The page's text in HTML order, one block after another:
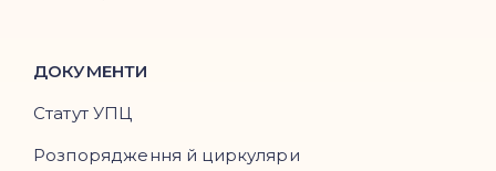
ДОКУМЕНТИ
Статут УПЦ
Розпорядження й циркуляри